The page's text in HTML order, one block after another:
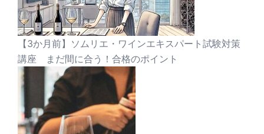
【3か月前】ソムリエ・ワインエキスパート試験対策
講座 まだ間に合う！合格のポイント